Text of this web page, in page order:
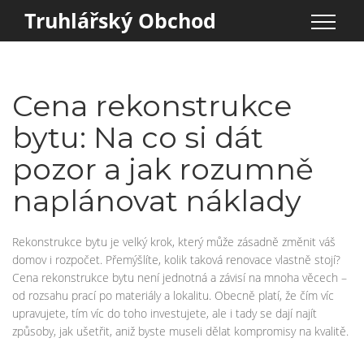
Truhlářský Obchod
Cena rekonstrukce
bytu: Na co si dát
pozor a jak rozumně
naplánovat náklady
Rekonstrukce bytu je velký krok, který může zásadně změnit váš
domov i rozpočet. Přemýšlíte, kolik taková renovace vlastně stojí?
Cena rekonstrukce bytu není jednotná a závisí na mnoha věcech –
od rozsahu prací po materiály a lokalitu. Obecně platí, že čím víc
upravujete, tím víc do toho investujete, ale i tady se dají najít
způsoby, jak ušetřit, aniž byste museli dělat kompromisy na kvalitě.